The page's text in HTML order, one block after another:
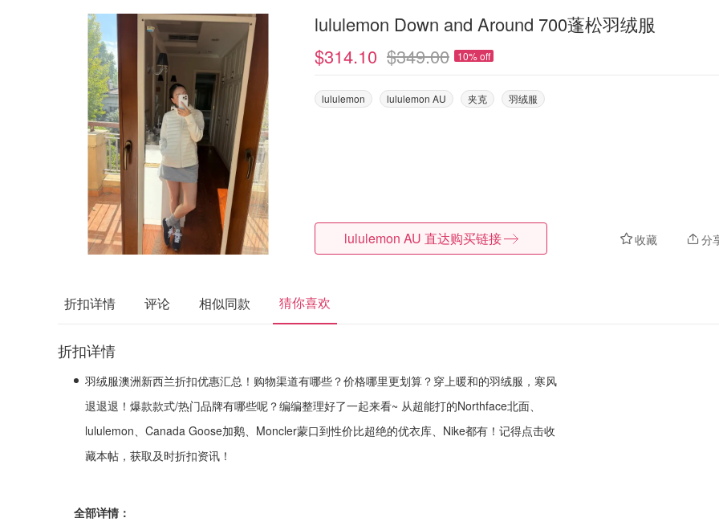
lululemon Down and Around 700蓬松羽绒服
$314.10 $349.00 10% off
lululemon lululemon AU 夹克 羽绒服
收藏 分
lululemon AU 直达购买链接
折扣详情 评论 相似同款 猜你喜欢
折扣详情
羽绒服澳洲新西兰折扣优惠汇总！购物渠道有哪些？价格哪里更划算？穿上暖和的羽绒服，寒风
退退退！爆款款式/热门品牌有哪些呢？编编整理好了一起来看~ 从超能打的Northface北面、
lululemon、Canada Goose加鹅、Moncler蒙口到性价比超绝的优衣库、Nike都有！ 记得点击收
藏本帖，获取及时折扣资讯！
全部详情：